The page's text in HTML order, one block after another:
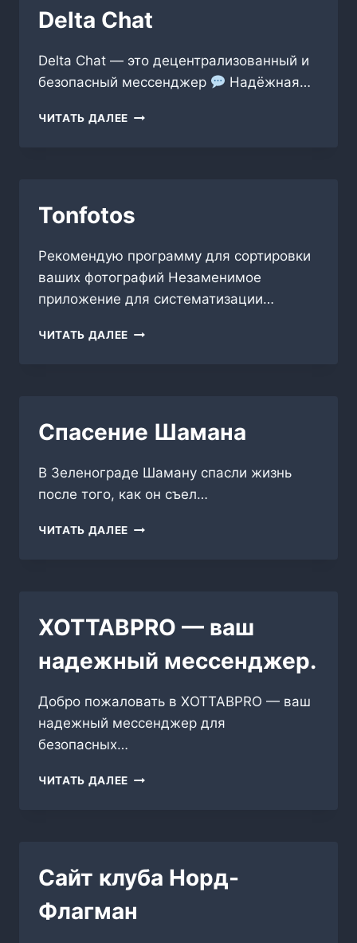
Delta Chat
Delta Chat — это децентрализованный и
безопасный мессенджер
Надёжная…
ЧИТАТЬ ДАЛЕЕ DELTA
Tonfotos
Рекомендую программу для сортировки
ваших фотографий Незаменимое
приложение для систематизации…
ЧИТАТЬ ДАЛЕЕ TONFOTOS
Спасение Шамана
В Зеленограде Шаману спасли жизнь
после того, как он съел…
ЧИТАТЬ ДАЛЕЕ СПАСЕНИЕ
XOTTABPRO — ваш
надежный мессенджер.
Добро пожаловать в XOTTABPRO — ваш
надежный мессенджер для
безопасных…
ЧИТАТЬ ДАЛЕЕ XOTTABPRO
Сайт клуба Норд-
Флагман